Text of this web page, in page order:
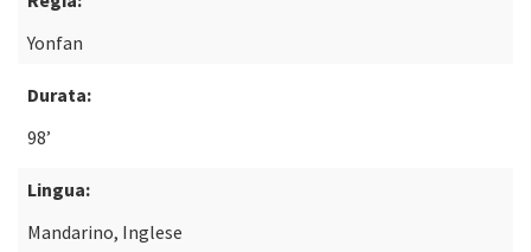
Yonfan
Durata:
98’
Lingua:
Mandarino, Inglese